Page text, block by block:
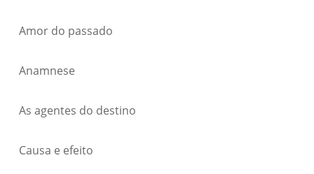
Amor do passado
Anamnese
As agentes do destino
Causa e efeito